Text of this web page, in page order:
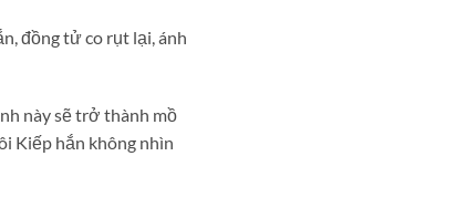
đồng tử co rụt lại, ánh
này sẽ trở thành mồ
Kiếp hắn không nhìn